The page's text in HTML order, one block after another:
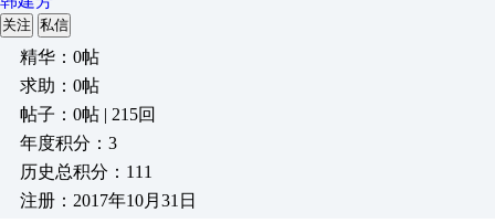
关注 私信
精华：0帖
求助：0帖
帖子：0帖 | 215回
年度积分：3
历史总积分：111
注册：2017年10月31日